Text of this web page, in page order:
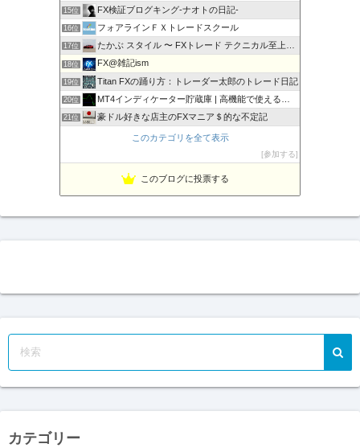
15位 FX検証ブログキング-ナオトの日記-
16位 フォアラインＦＸトレードスクール
17位 たかぶ スタイル 〜 FXトレード テクニカル至上主義！
18位 FX@雑記ism
19位 Titan FXの踊り方：トレーダー太郎のトレード日記
20位 MT4インディケーター貯蔵庫 | 高機能で使えるインジをご…
21位 豪ドル好きな店主のFXマニア＄的な不定記
MT5インディケーター貯蔵庫
このカテゴリを全て表示
参加する
このブログに投票する
カテゴリー